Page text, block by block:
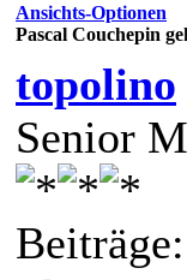
Ansichts-Optionen
Pascal Couchepin
topolino
Senior